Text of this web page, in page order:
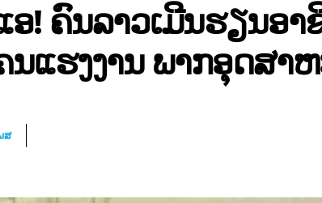
! ຄົນລາວເມີນຮຽນອາ
ແຮງງານ ພາກອຸດສາ
ສ